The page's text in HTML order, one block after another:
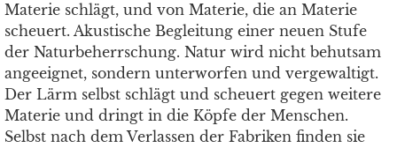
Materie schlägt, und von Materie, die an Materie
scheuert. Akustische Begleitung einer neuen Stufe
der Naturbeherrschung. Natur wird nicht behutsam
angeeignet, sondern unterworfen und vergewaltigt.
Der Lärm selbst schlägt und scheuert gegen weitere
Materie und dringt in die Köpfe der Menschen.
Selbst nach dem Verlassen der Fabriken finden sie